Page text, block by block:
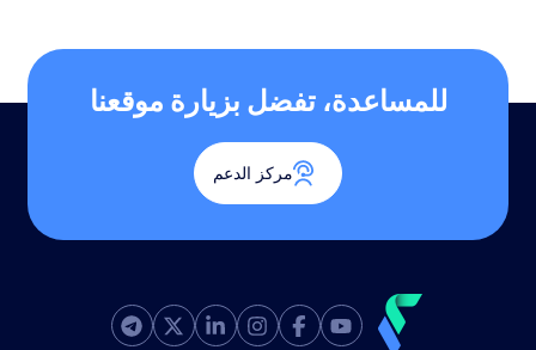
للمساعدة، تفضل بزيارة موقعنا
مركز الدعم